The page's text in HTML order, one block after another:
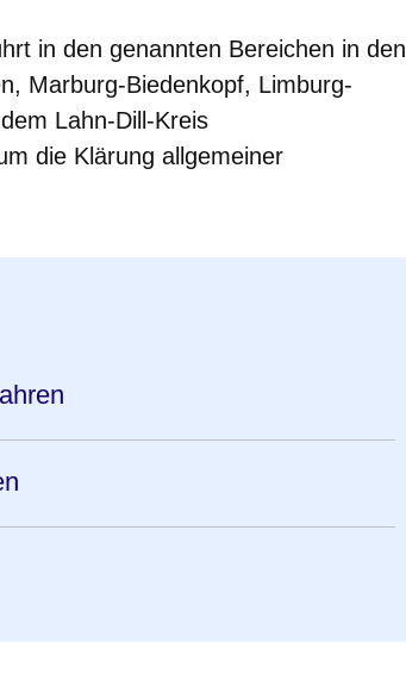
in den genannten Bereichen in den
Marburg-Biedenkopf, Limburg-
Lahn-Dill-Kreis
die Klärung allgemeiner